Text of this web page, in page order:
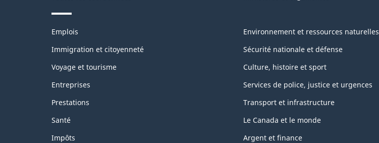
Thèmes
sujets
Emplois
Immigration et citoyenneté
Voyage et tourisme
Entreprises
Prestations
Santé
Impôts
Environnement et ressources naturelles
Sécurité nationale et défense
Culture, histoire et sport
Services de police, justice et urgences
Transport et infrastructure
Le Canada et le monde
Argent et finance